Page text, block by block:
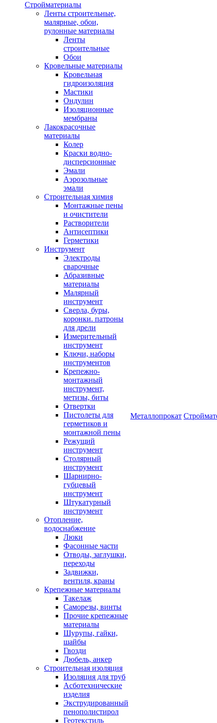
Стройматериалы
Ленты строительные,
малярные, обои,
рулонные материалы
Ленты
строительные
Обои
Кровельные материалы
Кровельная
гидроизоляция
Мастики
Ондулин
Изоляционные
мембраны
Лакокрасочные
материалы
Колер
Краски водно-
дисперсионные
Эмали
Аэрозольные
эмали
Строительная химия
Монтажные пены
и очистители
Растворители
Антисептики
Герметики
Инструмент
Электроды
сварочные
Абразивные
материалы
Малярный
инструмент
Сверла, буры,
коронки. патроны
для дрели
Измерительный
инструмент
Ключи, наборы
инструментов
Крепежно-
монтажный
инструмент,
метизы, биты
Отвертки
Пистолеты для
герметиков и
монтажной пены
Режущий
инструмент
Столярный
инструмент
Шарнирно-
губцевый
инструмент
Штукатурный
инструмент
Отопление,
водоснабжение
Люки
Фасонные части
Отводы, заглушки,
переходы
Задвижки,
вентиля, краны
Крепежные материалы
Такелаж
Саморезы, винты
Прочие крепежные
материалы
Шурупы, гайки,
шайбы
Гвозди
Дюбель, анкер
Строительная изоляция
Изоляция для труб
Асботехнические
изделия
Экструдированный
пенополистирол
Геотекстиль
Металлопрокат